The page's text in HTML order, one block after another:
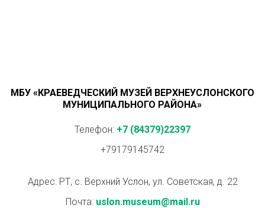
МБУ «КРАЕВЕДЧЕСКИЙ МУЗЕЙ ВЕРХНЕУСЛОНСКОГО
МУНИЦИПАЛЬНОГО РАЙОНА»
Телефон: +7 (84379)22397
+79179145742
Адрес: РТ, с. Верхний Услон, ул. Советская, д. 22
Почта: uslon.museum@mail.ru